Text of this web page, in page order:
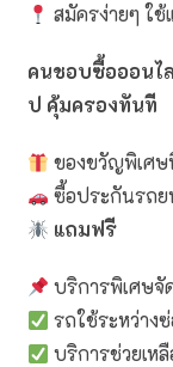
สมัครง่ายๆ ใ
คนชอบซื้อออนไ
ป คุ้มครองทันที
ของขวัญพิเศษ
ซื้อประกันรถ
แถมฟรี
บริการพิเศษจั
รถใช้ระหว่าง
บริการช่วยเห